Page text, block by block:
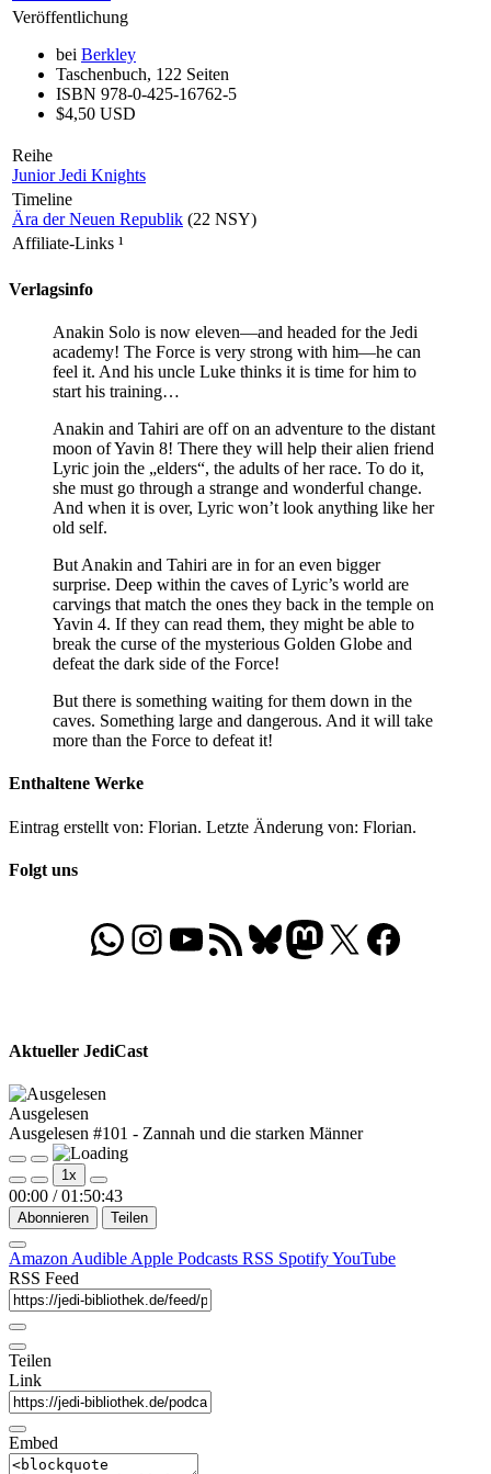
Veröffentlichung
bei Berkley
Taschenbuch, 122 Seiten
ISBN 978-0-425-16762-5
$4,50 USD
Reihe
Junior Jedi Knights
Timeline
Ära der Neuen Republik (22 NSY)
Affiliate-Links ¹
Verlagsinfo
Anakin Solo is now eleven—and headed for the Jedi
academy! The Force is very strong with him—he can
feel it. And his uncle Luke thinks it is time for him to
start his training…
Anakin and Tahiri are off on an adventure to the distant
moon of Yavin 8! There they will help their alien friend
Lyric join the „elders“, the adults of her race. To do it,
she must go through a strange and wonderful change.
And when it is over, Lyric won’t look anything like her
old self.
But Anakin and Tahiri are in for an even bigger
surprise. Deep within the caves of Lyric’s world are
carvings that match the ones they back in the temple on
Yavin 4. If they can read them, they might be able to
break the curse of the mysterious Golden Globe and
defeat the dark side of the Force!
But there is something waiting for them down in the
caves. Something large and dangerous. And it will take
more than the Force to defeat it!
Enthaltene Werke
Eintrag erstellt von: Florian. Letzte Änderung von: Florian.
Folgt uns
WhatsApp
Folgt uns auf Instagram
Besucht unseren YouTube-Kanal
RSS-FeedBluesky
Folgt uns auf Mastodon
X Folgt uns auf
Aktueller JediCast
Ausgelesen
Ausgelesen #101 - Zannah und die starken Männer
Play
Episode
Pause
Episode
1x
00:00 / 01:50:43
Abonnieren Teilen
AmazonAudibleApple Podcasts RSS SpotifyYouTube
RSS Feed
Teilen
Link
Embed